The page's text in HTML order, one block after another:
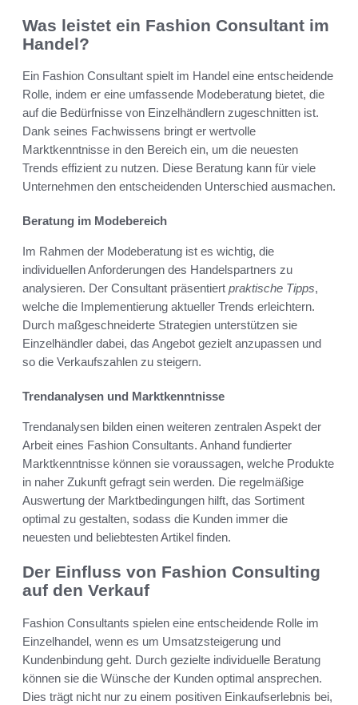
Was leistet ein Fashion Consultant im
Handel?
Ein Fashion Consultant spielt im Handel eine entscheidende
Rolle, indem er eine umfassende Modeberatung bietet, die
auf die Bedürfnisse von Einzelhändlern zugeschnitten ist.
Dank seines Fachwissens bringt er wertvolle
Marktkenntnisse in den Bereich ein, um die neuesten
Trends effizient zu nutzen. Diese Beratung kann für viele
Unternehmen den entscheidenden Unterschied ausmachen.
Beratung im Modebereich
Im Rahmen der Modeberatung ist es wichtig, die
individuellen Anforderungen des Handelspartners zu
analysieren. Der Consultant präsentiert praktische Tipps,
welche die Implementierung aktueller Trends erleichtern.
Durch maßgeschneiderte Strategien unterstützen sie
Einzelhändler dabei, das Angebot gezielt anzupassen und
so die Verkaufszahlen zu steigern.
Trendanalysen und Marktkenntnisse
Trendanalysen bilden einen weiteren zentralen Aspekt der
Arbeit eines Fashion Consultants. Anhand fundierter
Marktkenntnisse können sie voraussagen, welche Produkte
in naher Zukunft gefragt sein werden. Die regelmäßige
Auswertung der Marktbedingungen hilft, das Sortiment
optimal zu gestalten, sodass die Kunden immer die
neuesten und beliebtesten Artikel finden.
Der Einfluss von Fashion Consulting
auf den Verkauf
Fashion Consultants spielen eine entscheidende Rolle im
Einzelhandel, wenn es um Umsatzsteigerung und
Kundenbindung geht. Durch gezielte individuelle Beratung
können sie die Wünsche der Kunden optimal ansprechen.
Dies trägt nicht nur zu einem positiven Einkaufserlebnis bei,